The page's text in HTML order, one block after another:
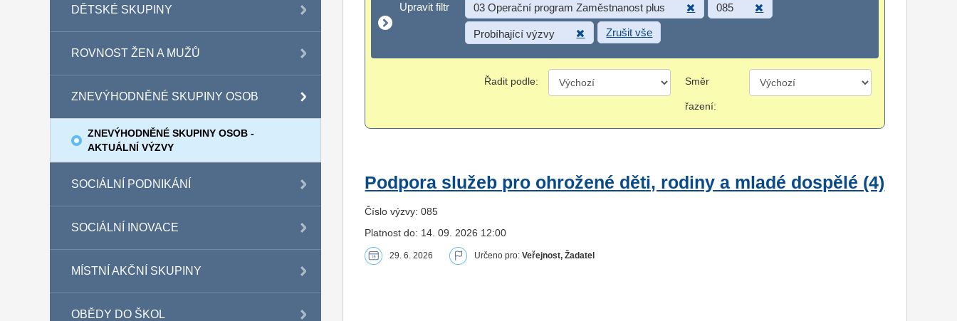
DĚTSKÉ SKUPINY
ROVNOST ŽEN A MUŽŮ
ZNEVÝHODNĚNÉ SKUPINY OSOB
ZNEVÝHODNĚNÉ SKUPINY OSOB -
AKTUÁLNÍ VÝZVY
SOCIÁLNÍ PODNIKÁNÍ
SOCIÁLNÍ INOVACE
MÍSTNÍ AKČNÍ SKUPINY
OBĚDY DO ŠKOL
Upravit filtr
Upravit filtr 03 Operační program Zaměstnanost plus 085
Probíhající výzvy Zrušit vše
Řadit podle: Směr
řazení:
Podpora služeb pro ohrožené děti, rodiny a mladé dospělé (4)
Číslo výzvy: 085
Platnost do: 14. 09. 2026 12:00
29. 6. 2026 Určeno pro:Veřejnost, Žadatel